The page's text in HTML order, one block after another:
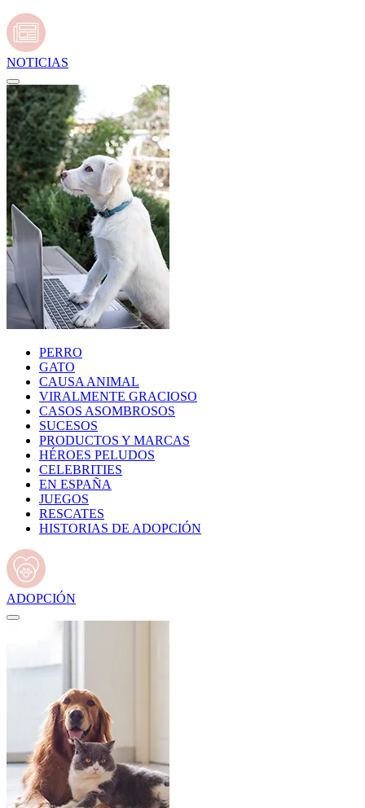
NOTICIAS
PERRO
GATO
CAUSA ANIMAL
VIRALMENTE GRACIOSO
CASOS ASOMBROSOS
SUCESOS
PRODUCTOS Y MARCAS
HÉROES PELUDOS
CELEBRITIES
EN ESPAÑA
JUEGOS
RESCATES
HISTORIAS DE ADOPCIÓN
ADOPCIÓN